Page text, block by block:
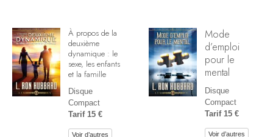
À propos de la
deuxième
dynamique : le
sexe, les enfants
et la famille
Disque
Compact
Tarif 15 €
Voir d’autres
Mode
d’emploi
pour le
mental
Disque
Compact
Tarif 15 €
Voir d’autres